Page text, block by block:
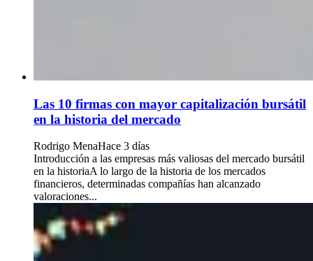
Las 10 firmas con mayor capitalización bursátil
en la historia del mercado
Rodrigo MenaHace 3 días
Introducción a las empresas más valiosas del mercado bursátil
en la historiaA lo largo de la historia de los mercados
financieros, determinadas compañías han alcanzado
valoraciones...